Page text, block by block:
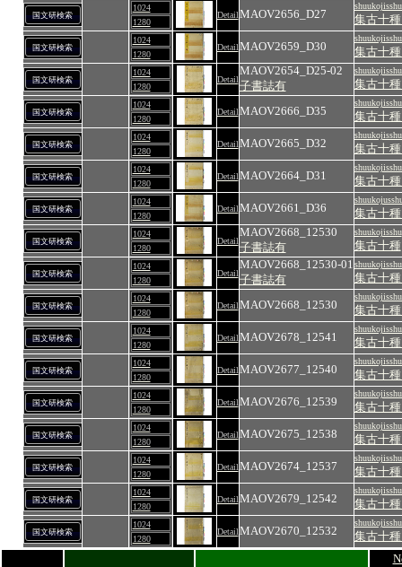
国文研検索
1024
1280
DetailMAOV2656_D27 集古十
国文研検索
1024
1280
DetailMAOV2659_D30 集古十
国文研検索
1024
1280
Detail
MAOV2654_D25-02
子書誌有
集古十
国文研検索
1024
1280
DetailMAOV2666_D35 集古十
国文研検索
1024
1280
DetailMAOV2665_D32 集古十
国文研検索
1024
1280
DetailMAOV2664_D31 集古十
国文研検索
1024
1280
DetailMAOV2661_D36 集古十
国文研検索
1024
1280
Detail
MAOV2668_12530
子書誌有
shuukojisshu
集古十種
国文研検索
1024
1280
Detail
MAOV2668_12530-01
子書誌有
集古十
国文研検索
1024
1280
DetailMAOV2668_12530 集古十
国文研検索
1024
1280
DetailMAOV2678_12541 集古十
国文研検索
1024
1280
DetailMAOV2677_12540 集古十
国文研検索
1024
1280
DetailMAOV2676_12539 集古十
国文研検索
1024
1280
DetailMAOV2675_12538 集古十
国文研検索
1024
1280
DetailMAOV2674_12537 集古十
国文研検索
1024
1280
DetailMAOV2679_12542 集古十
国文研検索
1024
1280
DetailMAOV2670_12532
集古十